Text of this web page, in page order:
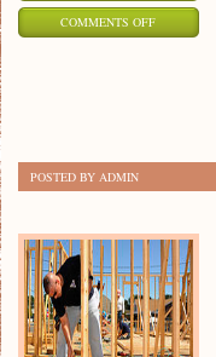
COMMENTS OFFON
POSTED BY ADMIN